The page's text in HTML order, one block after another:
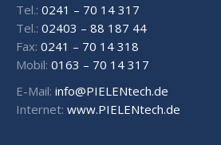
Tel.: 0241 – 70 14 317
Tel.: 02403 – 88 187 44
Fax: 0241 – 70 14 318
Mobil: 0163 – 70 14 317
E-Mail: info@PIELENtech.de
Internet: www.PIELENtech.de